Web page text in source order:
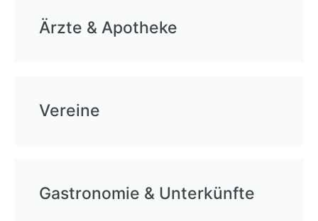
Ärzte & Apotheke
Vereine
Gastronomie & Unterkünfte